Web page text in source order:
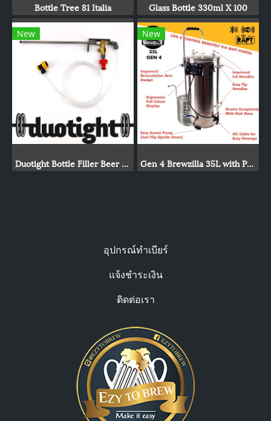
Bottle Tree 81 Italia Glass Bottle 330ml X 100
New
Duotight Bottle Filler Beer Gun
New
Gen 4 Brewzilla 35L with Pump 1900/500w - 220-240V AC
อุปกรณ์ทำเบียร์
แจ้งชำระเงิน
ติดต่อเรา